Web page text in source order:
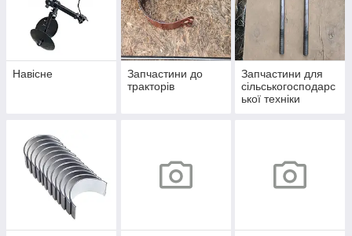
Навісне
Запчастини до
тракторів
Запчастини для
сільськогосподарс
ької техніки